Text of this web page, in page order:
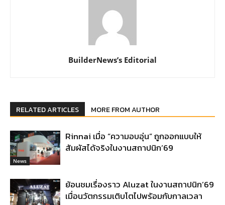
BuilderNews’s Editorial
RELATED ARTICLES MORE FROM AUTHOR
News
Rinnai เมื่อ “ความอบอุ่น” ถูกออกแบบให้
สัมผัสได้จริงในงานสถาปนิก’69
ย้อนชมเรื่องราว Aluzat ในงานสถาปนิก’69
เมื่อนวัตกรรมเติบโตไปพร้อมกับกาลเวลา